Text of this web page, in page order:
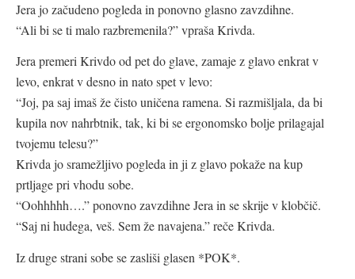
Jera jo začudeno pogleda in ponovno glasno zavzdihne.
“Ali bi se ti malo razbremenila?” vpraša Krivda.
Jera premeri Krivdo od pet do glave, zamaje z glavo enkrat v
levo, enkrat v desno in nato spet v levo:
“Joj, pa saj imaš že čisto uničena ramena. Si razmišljala, da bi
kupila nov nahrbtnik, tak, ki bi se ergonomsko bolje prilagajal
tvojemu telesu?”
Krivda jo sramežljivo pogleda in ji z glavo pokaže na kup
prtljage pri vhodu sobe.
“Oohhhhh….” ponovno zavzdihne Jera in se skrije v klobčič.
“Saj ni hudega, veš. Sem že navajena.” reče Krivda.
Iz druge strani sobe se zasliši glasen *POK*.